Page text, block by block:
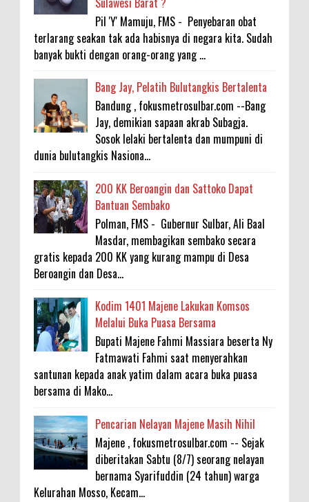
Pil 'Y' Mamuju, FMS - Penyebaran obat
terlarang seakan tak ada habisnya di negara kita. Sudah
banyak bukti dengan orang-orang yang ...
Bang Jay, Pelatih Bulutangkis Bertalenta
Bandung , fokusmetrosulbar.com --Bang
Jay, demikian sapaan akrab Subagja.
Sosok lelaki bertalenta dan mumpuni di
dunia bulutangkis Nasiona...
200 KK Beroangin dan Sattoko Dapat
Bantuan Sembako
Polman, FMS - Gubernur Sulbar, Ali Baal
Masdar, membagikan sembako secara
gratis kepada 200 KK yang kurang mampu di Desa
Beroangin dan Desa...
Kodim 1401 Majene Lakukan Komsos
Melalui Buka Puasa Bersama
Bupati Majene Fahmi Massiara beserta Ny
Fatmawati Fahmi saat menyerahkan
santunan kepada anak yatim dalam acara buka puasa
bersama di Mako...
Pencarian Nelayan Majene Masih Nihil
Majene , fokusmetrosulbar.com -- Sejak
diberitakan Sabtu (8/7) seorang nelayan
bernama Syarifuddin (24 tahun) warga
Kelurahan Mosso, Kecam...